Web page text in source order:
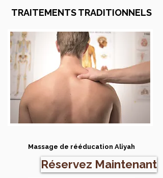
TRAITEMENTS TRADITIONNELS
Massage de rééducation Aliyah
Réservez Maintenant